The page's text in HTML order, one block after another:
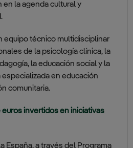
en la agenda cultural y
equipo técnico multidisciplinar
de la psicología clínica, la
la educación social y la
en educación
comunitaria.
euros invertidos en iniciativas
España, a través del Programa